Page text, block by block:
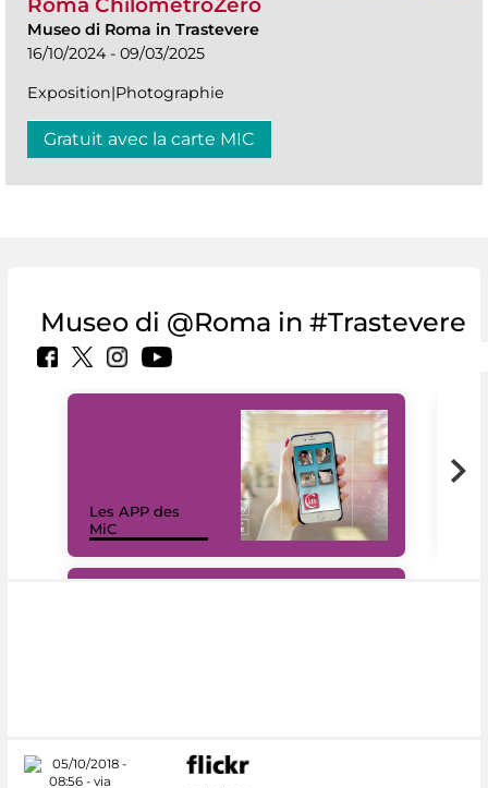
Museo di Roma in Trastevere
16/10/2024 - 09/03/2025
Exposition|Photographie
Gratuit avec la carte MIC
Museo di @Roma in #Trastevere
Les APP des
MiC